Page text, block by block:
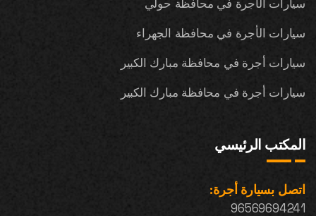
سيارات الأجرة في محافظة حولي
سيارات الأجرة في محافظة الجهراء
سيارات أجرة في محافظة مبارك الكبير
سيارات أجرة في محافظة مبارك الكبير
المكتب الرئيسي
اتصل بسيارة أجرة:
96569694241